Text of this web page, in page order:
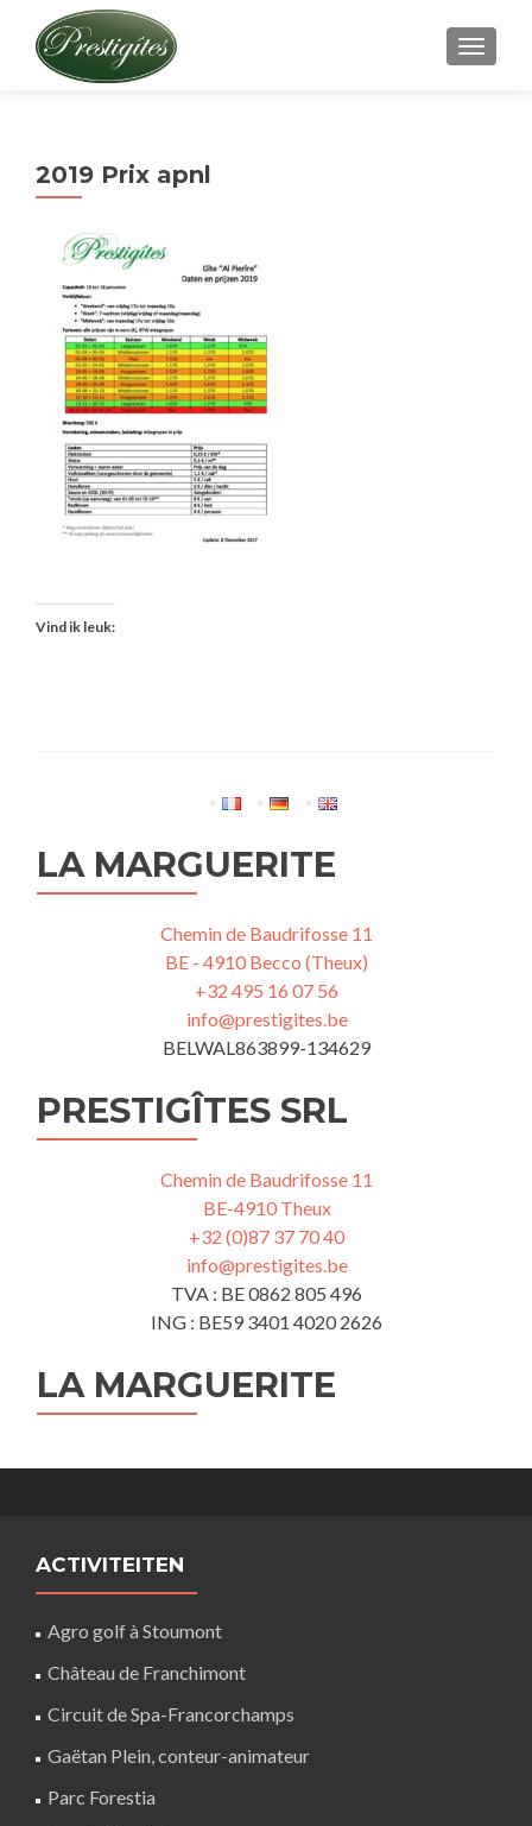
2019 Prix apnl
Vind ik leuk:
LA MARGUERITE
Chemin de Baudrifosse 11
BE - 4910 Becco (Theux)
+32 495 16 07 56
info@prestigites.be
BELWAL863899-134629
PRESTIGÎTES SRL
Chemin de Baudrifosse 11
BE-4910 Theux
+32 (0)87 37 70 40
info@prestigites.be
TVA : BE 0862 805 496
ING : BE59 3401 4020 2626
LA MARGUERITE
ACTIVITEITEN
Agro golf à Stoumont
Château de Franchimont
Circuit de Spa-Francorchamps
Gaëtan Plein, conteur-animateur
Parc Forestia